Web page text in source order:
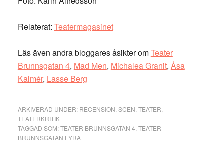
Relaterat: Teatermagasinet
Läs även andra bloggares åsikter omTeater
Brunnsgatan 4, Mad Men, Michalea Granit, Åsa
Kalmér, Lasse Berg
ARKIVERAD UNDER: RECENSION SCEN TEATER
TEATERKRITIK
TAGGAD SOM:TEATER BRUNNSGATAN 4 TEATER
BRUNNSGATAN FYRA